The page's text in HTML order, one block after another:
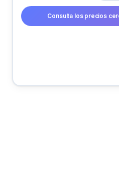
Consulta los precios